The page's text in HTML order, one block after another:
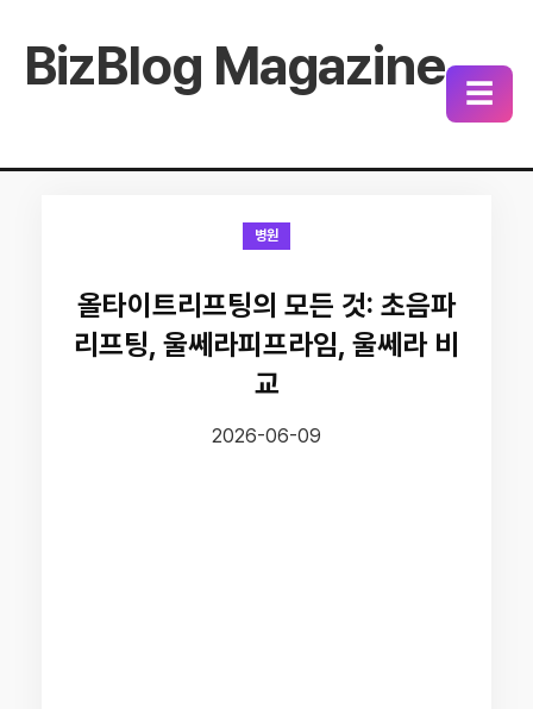
BizBlog Magazine ☰
병원
올타이트리프팅의 모든 것: 초음파
리프팅, 울쎄라피프라임, 울쎄라 비
교
2026-06-09